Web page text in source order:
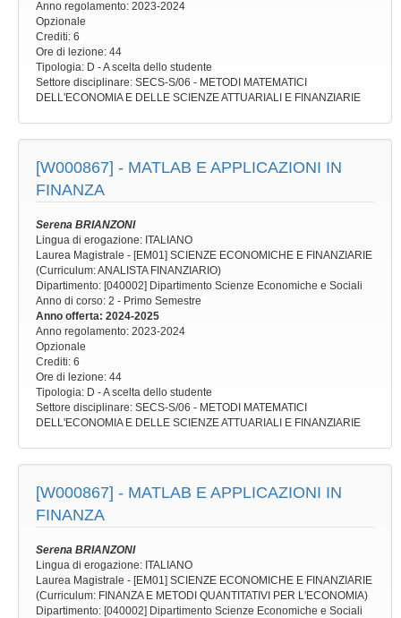
Anno regolamento: 2023-2024
Opzionale
Crediti: 6
Ore di lezione: 44
Tipologia: D - A scelta dello studente
Settore disciplinare: SECS-S/06 - METODI MATEMATICI
DELL'ECONOMIA E DELLE SCIENZE ATTUARIALI E FINANZIARIE
[W000867] - MATLAB E APPLICAZIONI IN
FINANZA
Serena BRIANZONI
Lingua di erogazione: ITALIANO
Laurea Magistrale - [EM01] SCIENZE ECONOMICHE E FINANZIARIE
(Curriculum: ANALISTA FINANZIARIO)
Dipartimento: [040002] Dipartimento Scienze Economiche e Sociali
Anno di corso: 2 - Primo Semestre
Anno offerta: 2024-2025
Anno regolamento: 2023-2024
Opzionale
Crediti: 6
Ore di lezione: 44
Tipologia: D - A scelta dello studente
Settore disciplinare: SECS-S/06 - METODI MATEMATICI
DELL'ECONOMIA E DELLE SCIENZE ATTUARIALI E FINANZIARIE
[W000867] - MATLAB E APPLICAZIONI IN
FINANZA
Serena BRIANZONI
Lingua di erogazione: ITALIANO
Laurea Magistrale - [EM01] SCIENZE ECONOMICHE E FINANZIARIE
(Curriculum: FINANZA E METODI QUANTITATIVI PER L'ECONOMIA)
Dipartimento: [040002] Dipartimento Scienze Economiche e Sociali